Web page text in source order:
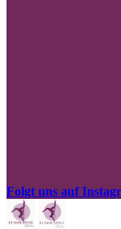
Folgt uns auf